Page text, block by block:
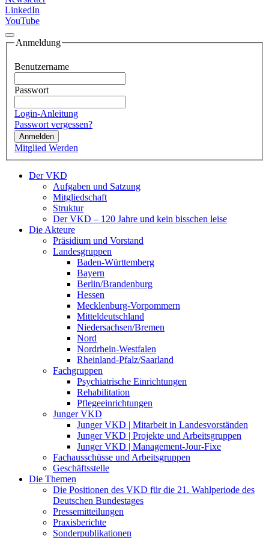
LinkedIn
YouTube
Anmeldung
Benutzername
Passwort
Login-Anleitung
Passwort vergessen?
Anmelden
Mitglied Werden
Der VKD
Aufgaben und Satzung
Mitgliedschaft
Struktur
Der VKD – 120 Jahre und kein bisschen leise
Die Akteure
Präsidium und Vorstand
Landesgruppen
Baden-Württemberg
Bayern
Berlin/Brandenburg
Hessen
Mecklenburg-Vorpommern
Mitteldeutschland
Niedersachsen/Bremen
Nord
Nordrhein-Westfalen
Rheinland-Pfalz/Saarland
Fachgruppen
Psychiatrische Einrichtungen
Rehabilitation
Pflegeeinrichtungen
Junger VKD
Junger VKD | Mitarbeit in Landesvorständen
Junger VKD | Projekte und Arbeitsgruppen
Junger VKD | Management-Jour-Fixe
Fachausschüsse und Arbeitsgruppen
Geschäftsstelle
Die Themen
Die Positionen des VKD für die 21. Wahlperiode des
Deutschen Bundestages
Pressemitteilungen
Praxisberichte
Sonderpublikationen